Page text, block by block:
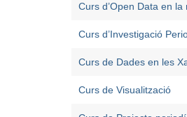
Curs d’Open Data en la
Curs d’Investigació
Curs de Dades en les
Curs de Visualització